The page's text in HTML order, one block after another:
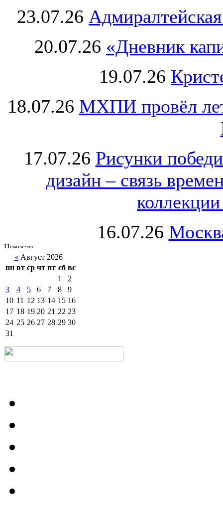
23.07.26
20.07.26 «Дневник
19.07.26
18.07.26 МХПИ провёл
17.07.26 Рисунки
дизайн – связь
16.07.26
« Август 2026
пн вт ср чт пт сб вс
1
2
3
4 5 6 7 8
9
10 11 12 13 14 15 16
17 18 19 20 21 22 23
24 25 26 27 28 29 30
31